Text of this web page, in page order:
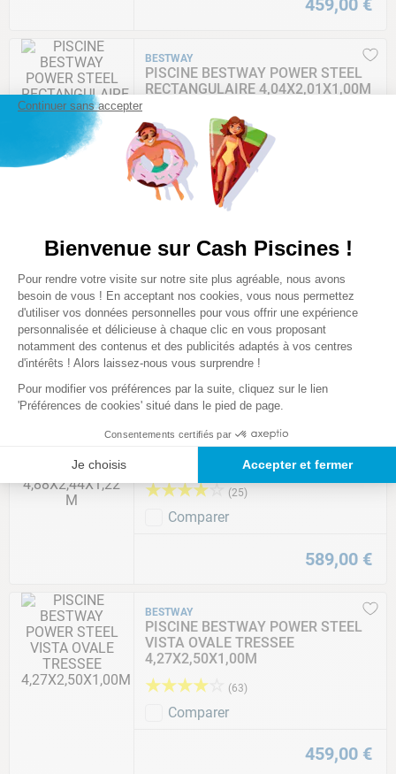
459,00 €
BESTWAY
PISCINE BESTWAY POWER STEEL
RECTANGULAIRE 4,04X2,01X1,00M
☆ (14)
Comparer
PISCINE BESTWAY POWER STEEL
TRESSE GRIS
★★★★☆ (14)
Comparer
469
BESTWAY
PISCINE BESTWAY POWER STEEL
RECTANGULAIRE 4,88X2,44X1,22 M
★★★★☆ (25)
Comparer
589,00 €
BESTWAY
PISCINE BESTWAY POWER STEEL
VISTA OVALE TRESSEE
4,27X2,50X1,00M
★★★★ (63)
Comparer
459,00 €
Continuer sans accepter
Bienvenue sur Cash Piscines !
Plateforme de Gestion du
Pour rendre votre visite sur notre site plus agréable, nous avons
besoin de vous ! En acceptant nos cookies, vous nous permettez
d'utiliser vos données personnelles pour vous offrir une expérience
personnalisée et délicieuse à chaque clic en vous proposant
notamment des contenus et des publicités adaptés à vos centres
d'intérêts ! Alors laissez-nous vous surprendre !
Pour modifier vos préférences par la suite, cliquez sur le lien
'Préférences de cookies' situé dans le pied de page.
Consentements certifiés par
Je choisis Accepter et fermer
Axeptio consent